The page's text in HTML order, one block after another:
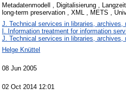
Metadatenmodell , Digitalisierung ,
long-term preservation , XML , METS ,
J. Technical services in libraries, archives,
I. Information treatment for information
J. Technical services in libraries, archives,
Helge Knüttel
08 Jun 2005
02 Oct 2014 12:01